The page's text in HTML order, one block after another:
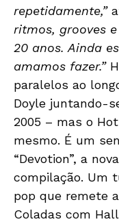
repetidamente,”
ritmos, grooves
20 anos. Ainda
amamos fazer.”
paralelos ao
Doyle juntando-
2005 – mas o
mesmo. É um
“Devotion”, a
compilação. Um
pop que remete
Coladas com